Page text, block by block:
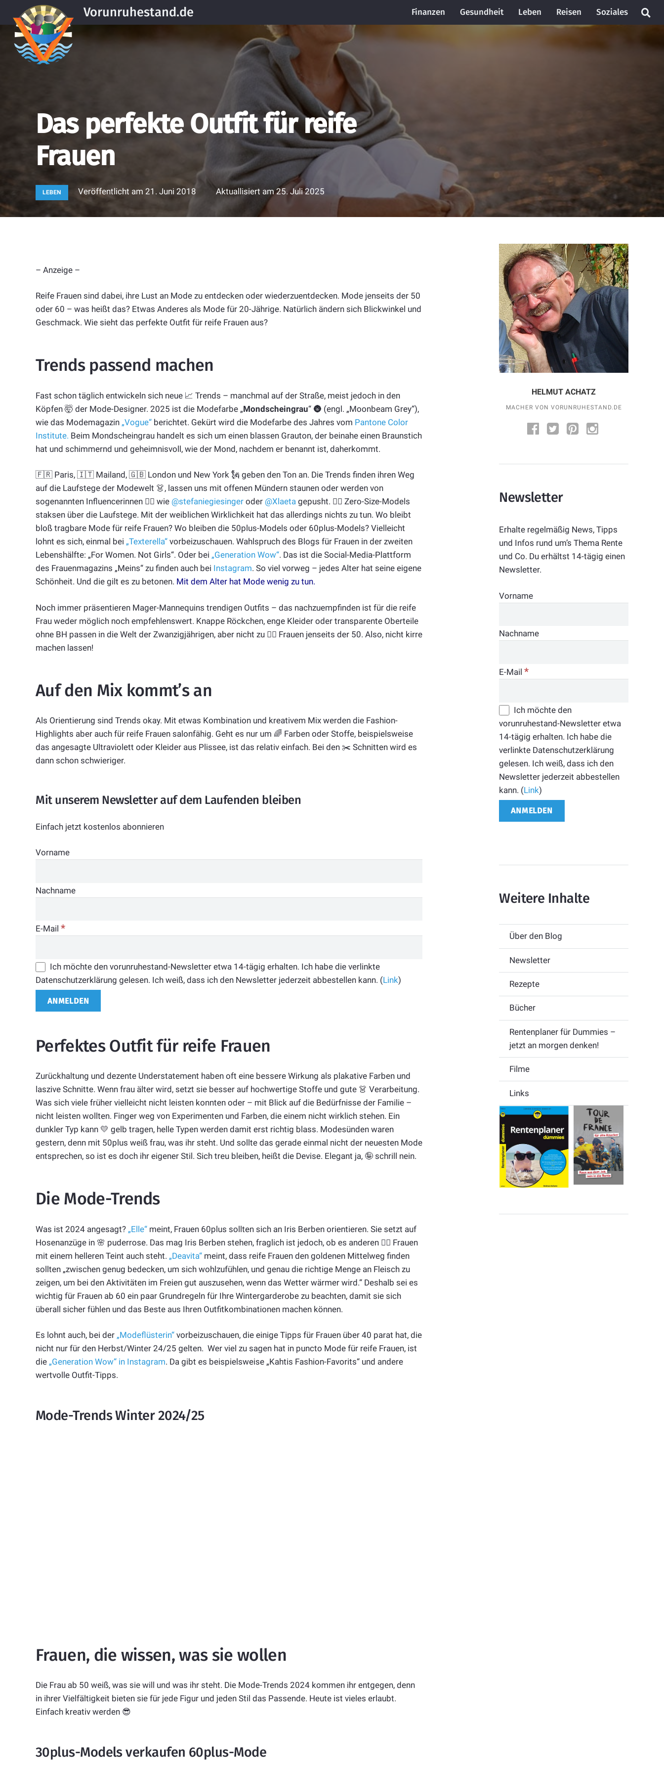
Vorunruhestand.de Finanzen Gesundheit Leben Reisen Soziales
Das perfekte Outfit für reife
Frauen
LEBEN Veröffentlicht am 21. Juni 2018 Aktuallisiert am25. Juli 2025
– Anzeige –
Reife Frauen sind dabei, ihre Lust an Mode zu entdecken oder wiederzuentdecken. Mode jenseits der 50
oder 60 – was heißt das? Etwas Anderes als Mode für 20-Jährige. Natürlich ändern sich Blickwinkel und
Geschmack. Wie sieht das perfekte Outfit für reife Frauen aus?
Trends passend machen
Fast schon täglich entwickeln sich neue 📈 Trends – manchmal auf der Straße, meist jedoch in den
Köpfen 🤯 der Mode-Designer. 2025 ist die Modefarbe „Mondscheingrau“ 🌚 (engl. „Moonbeam Grey“),
wie das Modemagazin „Vogue“ berichtet. Gekürt wird die Modefarbe des Jahres vom Pantone Color
Institute. Beim Mondscheingrau handelt es sich um einen blassen Grauton, der beinahe einen Braunstich
hat und schimmernd und geheimnisvoll, wie der Mond, nachdem er benannt ist, daherkommt.
🇫🇷 Paris, 🇮🇹 Mailand, 🇬🇧 London und New York 🗽 geben den Ton an. Die Trends finden ihren Weg
auf die Laufstege der Modewelt 👗, lassen uns mit offenen Mündern staunen oder werden von
sogenannten Influencerinnen 💁‍♀️ wie @stefaniegiesinger oder @Xlaeta gepusht. 👯‍♀️ Zero-Size-Models
staksen über die Laufstege. Mit der weiblichen Wirklichkeit hat das allerdings nichts zu tun. Wo bleibt
bloß tragbare Mode für reife Frauen? Wo bleiben die 50plus-Models oder 60plus-Models? Vielleicht
lohnt es sich, einmal bei „Texterella“ vorbeizuschauen. Wahlspruch des Blogs für Frauen in der zweiten
Lebenshälfte: „For Women. Not Girls“. Oder bei „Generation Wow“. Das ist die Social-Media-Plattform
des Frauenmagazins „Meins“ zu finden auch bei Instagram. So viel vorweg – jedes Alter hat seine eigene
Schönheit. Und die gilt es zu betonen. Mit dem Alter hat Mode wenig zu tun.
Noch immer präsentieren Mager-Mannequins trendigen Outfits – das nachzuempfinden ist für die reife
Frau weder möglich noch empfehlenswert. Knappe Röckchen, enge Kleider oder transparente Oberteile
ohne BH passen in die Welt der Zwanzigjährigen, aber nicht zu 🤷‍♀️ Frauen jenseits der 50. Also, nicht kirre
machen lassen!
Auf den Mix kommt’s an
Als Orientierung sind Trends okay. Mit etwas Kombination und kreativem Mix werden die Fashion-
Highlights aber auch für reife Frauen salonfähig. Geht es nur um 🌈 Farben oder Stoffe, beispielsweise
das angesagte Ultraviolett oder Kleider aus Plissee, ist das relativ einfach. Bei den ✂️ Schnitten wird es
dann schon schwieriger.
Mit unserem Newsletter auf dem Laufenden bleiben
Einfach jetzt kostenlos abonnieren
Vorname
Nachname
E-Mail *
Ich möchte den vorunruhestand-Newsletter etwa 14-tägig erhalten. Ich habe die verlinkte
Datenschutzerklärung gelesen. Ich weiß, dass ich den Newsletter jederzeit abbestellen kann. (Link)
Perfektes Outfit für reife Frauen
Zurückhaltung und dezente Understatement haben oft eine bessere Wirkung als plakative Farben und
laszive Schnitte. Wenn frau älter wird, setzt sie besser auf hochwertige Stoffe und gute 👗 Verarbeitung.
Was sich viele früher vielleicht nicht leisten konnten oder – mit Blick auf die Bedürfnisse der Familie –
nicht leisten wollten. Finger weg von Experimenten und Farben, die einem nicht wirklich stehen. Ein
dunkler Typ kann 💛 gelb tragen, helle Typen werden damit erst richtig blass. Modesünden waren
gestern, denn mit 50plus weiß frau, was ihr steht. Und sollte das gerade einmal nicht der neuesten Mode
entsprechen, so ist es doch ihr eigener Stil. Sich treu bleiben, heißt die Devise. Elegant ja, 🤪 schrill nein.
Die Mode-Trends
Was ist 2024 angesagt? „Elle“ meint, Frauen 60plus sollten sich an Iris Berben orientieren. Sie setzt auf
Hosenanzüge in 🌸 puderrose. Das mag Iris Berben stehen, fraglich ist jedoch, ob es anderen 🙋‍♀️ Frauen
mit einem helleren Teint auch steht. „Deavita“ meint, dass reife Frauen den goldenen Mittelweg finden
sollten „zwischen genug bedecken, um sich wohlzufühlen, und genau die richtige Menge an Fleisch zu
zeigen, um bei den Aktivitäten im Freien gut auszusehen, wenn das Wetter wärmer wird.“ Deshalb sei es
wichtig für Frauen ab 60 ein paar Grundregeln für Ihre Wintergarderobe zu beachten, damit sie sich
überall sicher fühlen und das Beste aus Ihren Outfitkombinationen machen können.
Es lohnt auch, bei der „Modeflüsterin“ vorbeizuschauen, die einige Tipps für Frauen über 40 parat hat, die
nicht nur für den Herbst/Winter 24/25 gelten. Wer viel zu sagen hat in puncto Mode für reife Frauen, ist
die „Generation Wow“ in Instagram. Da gibt es beispielsweise „Kahtis Fashion-Favorits“ und andere
wertvolle Outfit-Tipps.
Mode-Trends Winter 2024/25
Frauen, die wissen, was sie wollen
Die Frau ab 50 weiß, was sie will und was ihr steht. Die Mode-Trends 2024 kommen ihr entgegen, denn
in ihrer Vielfältigkeit bieten sie für jede Figur und jeden Stil das Passende. Heute ist vieles erlaubt.
Einfach kreativ werden 😎
30plus-Models verkaufen 60plus-Mode
HELMUT ACHATZ
MACHER VON VORUNRUHESTAND.DE
Newsletter
Erhalte regelmäßig News, Tipps
und Infos rund um’s Thema Rente
und Co. Du erhältst 14-tägig einen
Newsletter.
Vorname
Nachname
E-Mail*
Ich möchte den
vorunruhestand-Newsletter etwa
14-tägig erhalten. Ich habe die
verlinkte Datenschutzerklärung
gelesen. Ich weiß, dass ich den
Newsletter jederzeit abbestellen
kann. (Link)
Weitere Inhalte
Über den Blog
Newsletter
Rezepte
Bücher
Rentenplaner für Dummies –
jetzt an morgen denken!
Filme
Links